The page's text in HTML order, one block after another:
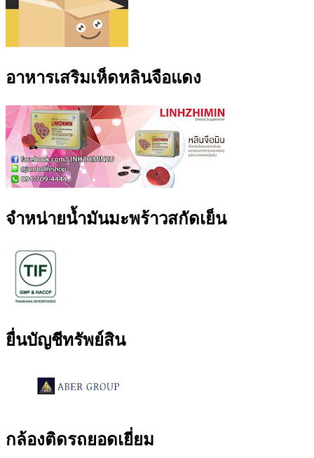
อาหารเสริมเห็ดหลินจือแดง
จำหน่ายน้ำมันมะพร้าวสกัดเย็น
ยื่นบัญชีทรัพย์สิน
กล้องติดรถยอดเยี่ยม